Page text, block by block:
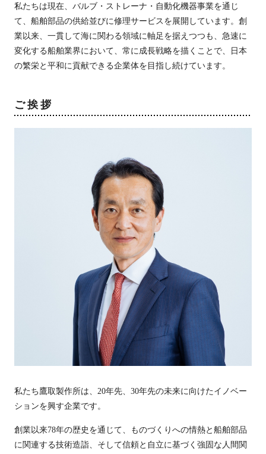
私たちは現在、バルブ・ストレーナ・自動化機器事業を通じ
て、船舶部品の供給並びに修理サービスを展開しています。創
業以来、一貫して海に関わる領域に軸足を据えつつも、急速に
変化する船舶業界において、常に成長戦略を描くことで、日本
の繁栄と平和に貢献できる企業体を目指し続けています。
ご挨拶
私たち鷹取製作所は、20年先、30年先の未来に向けたイノベー
ションを興す企業です。
創業以来78年の歴史を通じて、ものづくりへの情熱と船舶部品
に関連する技術造詣、そして信頼と自立に基づく強固な人間関